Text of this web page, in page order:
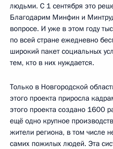
людьми. С 1 сентября это
Благодарим Минфин и
вопросе. И уже в этом году
по всей стране ежедневно
широкий пакет социальных
тем, кто в них нуждается.
Только в Новгородской
этого проекта приросла
этого проекта создано 1600
ещё одно крупное
жители региона, в том числе
самих пожилых людей. Эта